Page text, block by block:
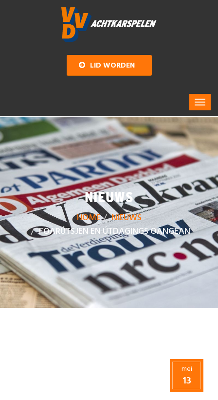
LID WORDEN
NIEUWS
HOME
NIEUWS
FOARÚTSJEN EN ÚTDAGINGS OANGEAN
mei
13